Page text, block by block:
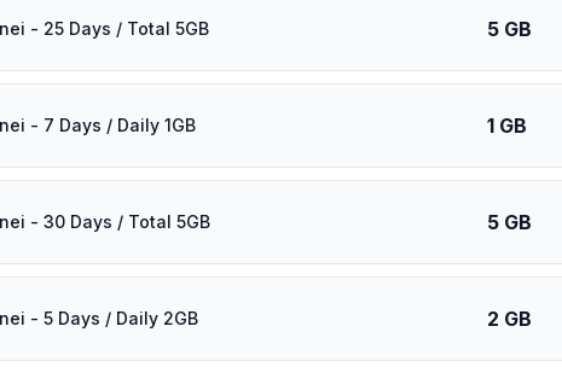
- 25 Days / Total 5GB 5 GB
- 7 Days / Daily 1GB 1 GB
- 30 Days / Total 5GB 5 GB
- 5 Days / Daily 2GB 2 GB